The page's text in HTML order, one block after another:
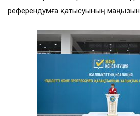
референдумға қатысуының маңызын